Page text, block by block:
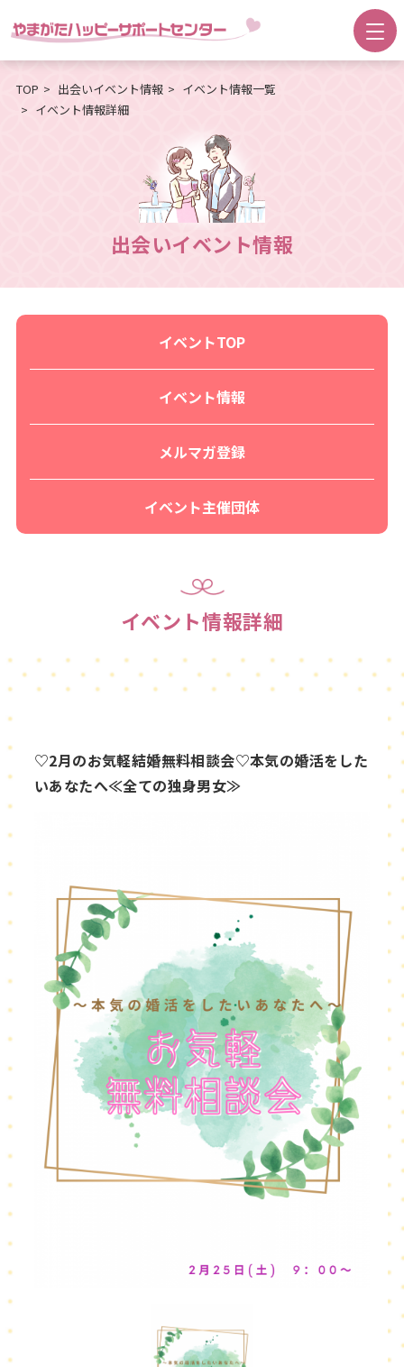
TOP 出会いイベント情報
イベント情報一覧
イベント情報詳細
出会いイベント情報
イベントTOP
イベント情報
メルマガ登録
イベント主催団体
イベント情報詳細
♡2月のお気軽結婚無料相談会♡本気の婚活をした
いあなたへ≪全ての独身男女≫